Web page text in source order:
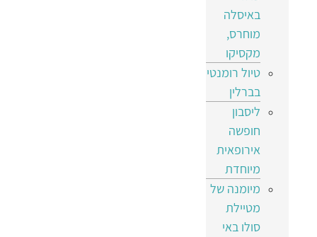
באיסלה
מוחרס,
מקסיקו
טיול רומנטי
בברלין
ליסבון
חופשה
אירופאית
מיוחדת
מיומנה של
מטיילת
סולו באי